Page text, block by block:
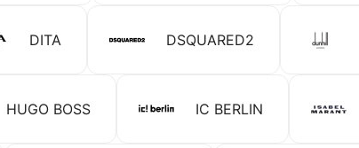
DITA DSQUARED2
HUGO BOSS IC BERLIN